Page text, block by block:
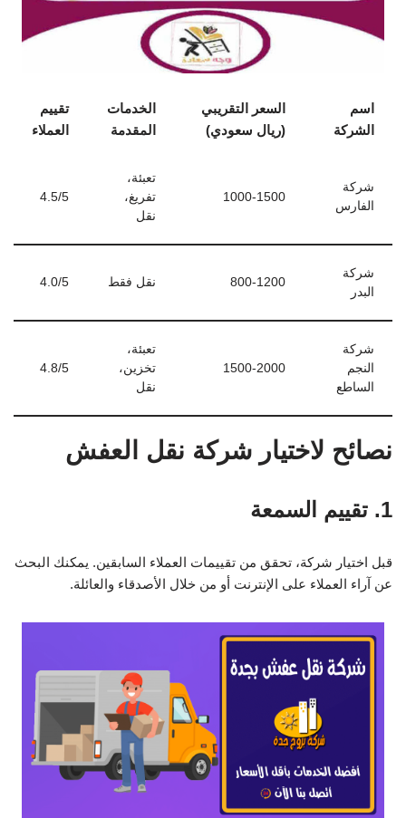
اسم
الشركة
السعر التقريبي
(ريال سعودي)
الخدمات
المقدمة
تقييم
العملاء
شركة
الفارس
1000-1500
تعبئة،
تفريغ،
نقل
4.5/5
شركة
البدر
800-1200 نقل فقط 4.0/5
شركة
النجم
الساطع
1500-2000
تعبئة،
تخزين،
نقل
4.8/5
نصائح لاختيار شركة نقل العفش
1. تقييم السمعة
قبل اختيار شركة، تحقق من تقييمات العملاء السابقين. يمكنك البحث
عن آراء العملاء على الإنترنت أو من خلال الأصدقاء والعائلة.